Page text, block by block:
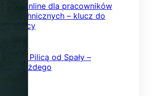
BHP online dla pracowników
technicznych – klucz do
pracy
spływ Pilicą od Spały –
dla każdego